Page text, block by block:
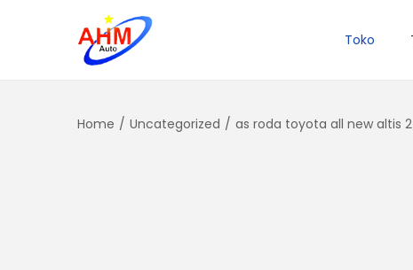
Toko
Home / Uncategorized / as roda toyota all new altis